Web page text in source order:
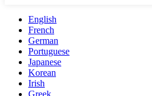
English
French
German
Portuguese
Japanese
Korean
Irish